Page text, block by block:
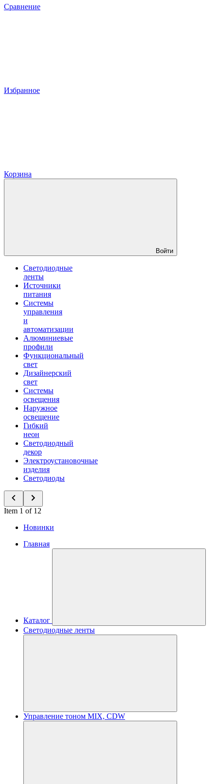
Сравнение
Избранное
Корзина
Войти
Светодиодные
ленты
Источники
питания
Системы
управления
и
автоматизации
Алюминиевые
профили
Функциональный
свет
Дизайнерский
свет
Системы
освещения
Наружное
освещение
Гибкий
неон
Светодиодный
декор
Электроустановочные
изделия
Светодиоды
Item 1 of 12
Новинки
Главная
Каталог
Светодиодные ленты
Управление тоном MIX, CDW